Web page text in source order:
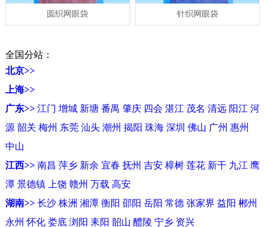
圆织网眼袋 针织网眼袋
全国分站：
北京>>
上海>>
广东>> 江门 增城 新塘 番禺 肇庆 四会 湛江 茂名 清远 阳江 河
源 韶关 梅州 东莞 汕头 潮州 揭阳 珠海 深圳 佛山 广州 惠州
中山
江西>> 南昌 萍乡 新余 宜春 抚州 吉安 樟树 莲花 新干 九江 鹰
潭 景德镇 上饶 赣州 万载 高安
湖南>> 长沙 株洲 湘潭 衡阳 邵阳 岳阳 常德 张家界 益阳 郴州
永州 怀化 娄底 浏阳 耒阳 韶山 醴陵 宁乡 资兴